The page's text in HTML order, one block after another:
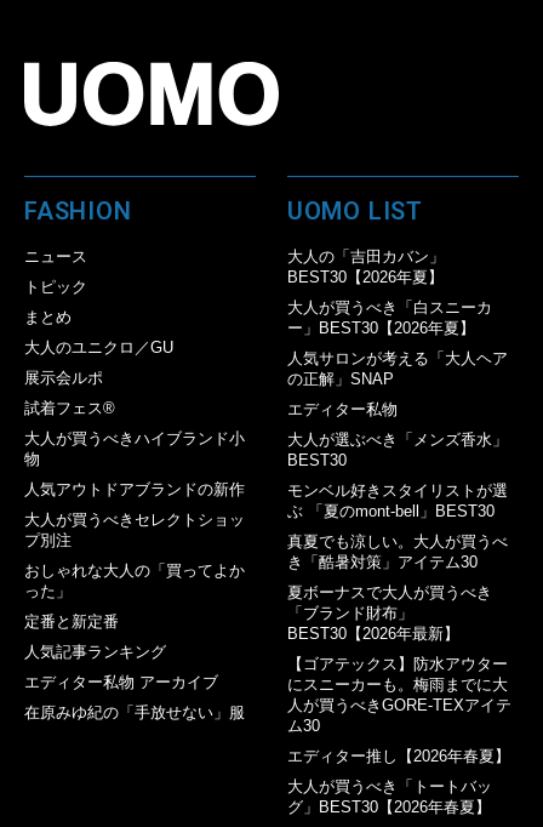
FASHION
ニュース
トピック
まとめ
大人のユニクロ／GU
展示会ルポ
試着フェス®︎
大人が買うべきハイブランド小
物
人気アウトドアブランドの新作
大人が買うべきセレクトショッ
プ別注
おしゃれな大人の「買ってよか
った」
定番と新定番
人気記事ランキング
エディター私物 アーカイブ
在原みゆ紀の「手放せない」服
UOMO LIST
大人の「吉田カバン」
BEST30【2026年夏】
大人が買うべき「白スニーカ
ー」BEST30【2026年夏】
人気サロンが考える「大人ヘア
の正解」SNAP
エディター私物
大人が選ぶべき「メンズ香水」
BEST30
モンベル好きスタイリストが選
ぶ 「夏のmont-bell」BEST30
真夏でも涼しい。大人が買うべ
き「酷暑対策」アイテム30
夏ボーナスで大人が買うべき
「ブランド財布」
BEST30【2026年最新】
【ゴアテックス】防水アウター
にスニーカーも。梅雨までに大
人が買うべきGORE-TEXアイテ
ム30
エディター推し【2026年春夏】
大人が買うべき「トートバッ
グ」BEST30【2026年春夏】